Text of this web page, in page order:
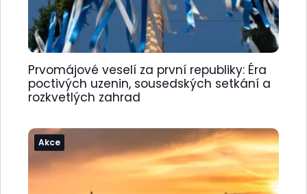
Prvomájové veselí za první republiky: Éra
poctivých uzenin, sousedských setkání a
rozkvetlých zahrad
Akce